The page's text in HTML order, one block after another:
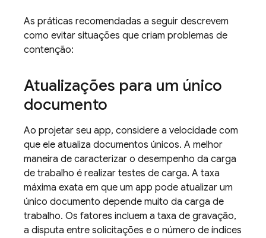
As práticas recomendadas a seguir descrevem
como evitar situações que criam problemas de
contenção:
Atualizações para um único
documento
Ao projetar seu app, considere a velocidade com
que ele atualiza documentos únicos. A melhor
maneira de caracterizar o desempenho da carga
de trabalho é realizar testes de carga. A taxa
máxima exata em que um app pode atualizar um
único documento depende muito da carga de
trabalho. Os fatores incluem a taxa de gravação,
a disputa entre solicitações e o número de índices